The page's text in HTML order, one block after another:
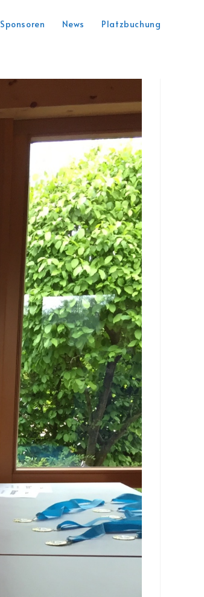
Sponsoren News Platzbuchung